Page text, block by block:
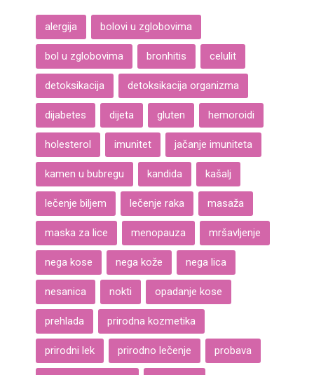
alergija bolovi u zglobovima
bol u zglobovima bronhitis celulit
detoksikacija detoksikacija organizma
dijabetes dijeta gluten hemoroidi
holesterol imunitet jačanje imuniteta
kamen u bubregu kandida kašalj
lečenje biljem lečenje raka masaža
maska za lice menopauza mršavljenje
nega kose nega kože nega lica
nesanica nokti opadanje kose
prehlada prirodna kozmetika
prirodni lek prirodno lečenje probava